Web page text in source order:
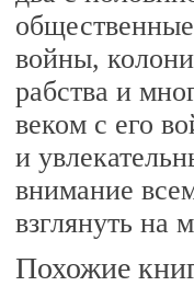
войны,
рабства и
веком с его
и
внимание
взглянуть
Похожие